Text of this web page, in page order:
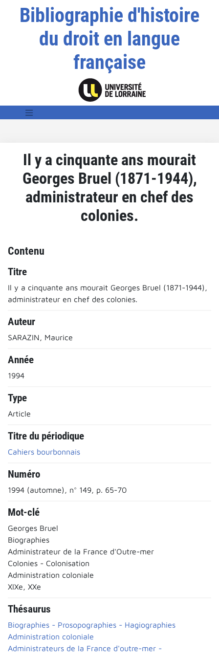
Bibliographie d'histoire
du droit en langue
française
Il y a cinquante ans mourait
Georges Bruel (1871-1944),
administrateur en chef des
colonies.
Contenu
Titre
Il y a cinquante ans mourait Georges Bruel (1871-1944),
administrateur en chef des colonies.
Auteur
SARAZIN, Maurice
Année
1994
Type
Article
Titre du périodique
Cahiers bourbonnais
Numéro
1994 (automne), n° 149, p. 65-70
Mot-clé
Georges Bruel
Biographies
Administrateur de la France d'Outre-mer
Colonies - Colonisation
Administration coloniale
XIXe, XXe
Thésaurus
Biographies - Prosopographies - Hagiographies
Administration coloniale
Administrateurs de la France d'outre-mer -